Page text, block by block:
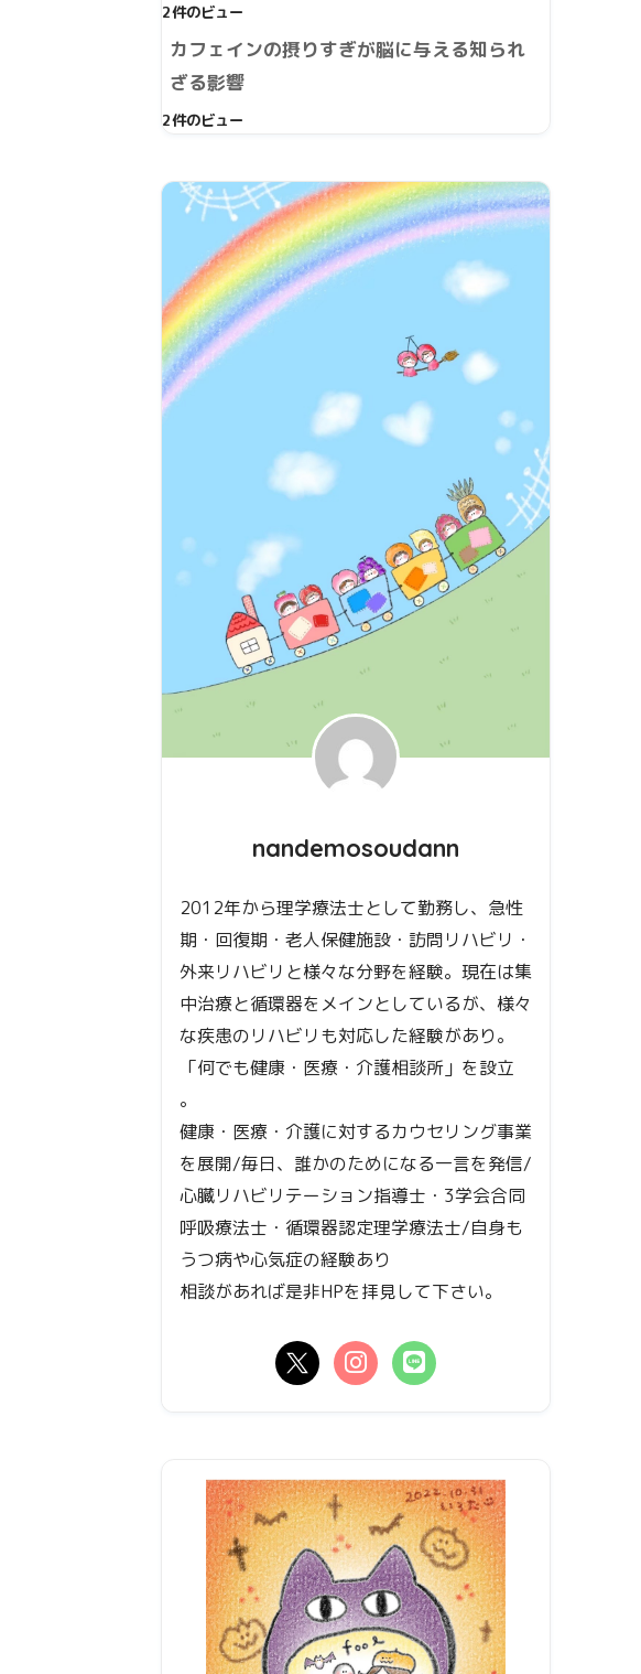
2件のビュー
カフェインの摂りすぎが脳に与える知られ
ざる影響
2件のビュー
nandemosoudann
2012年から理学療法士として勤務し、急性
期・回復期・老人保健施設・訪問リハビリ・
外来リハビリと様々な分野を経験。現在は集
中治療と循環器をメインとしているが、様々
な疾患のリハビリも対応した経験があり。
「何でも健康・医療・介護相談所」を設立
。
健康・医療・介護に対するカウセリング事業
を展開/毎日、誰かのためになる一言を発信/
心臓リハビリテーション指導士・3学会合同
呼吸療法士・循環器認定理学療法士/自身も
うつ病や心気症の経験あり
相談があれば是非HPを拝見して下さい。